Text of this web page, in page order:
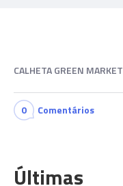
CALHETA GREEN MARKET
0 Comentários
Últimas